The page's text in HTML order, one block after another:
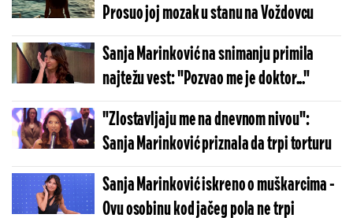
Prosuo joj mozak u stanu na Voždovcu
Sanja Marinković na snimanju primila
najtežu vest: "Pozvao me je doktor..."
"Zlostavljaju me na dnevnom nivou":
Sanja Marinković priznala da trpi torturu
Sanja Marinković iskreno o muškarcima -
Ovu osobinu kod jačeg pola ne trpi